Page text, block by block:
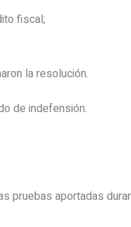
fiscal;
la resolución.
de indefensión.
pruebas aportadas